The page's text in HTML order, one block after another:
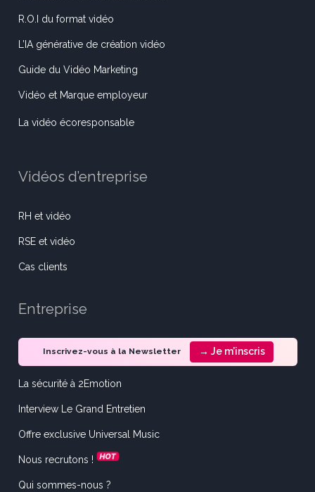
R.O.I du format vidéo
L’IA générative de création vidéo
Guide du Vidéo Marketing
Vidéo et Marque employeur
La vidéo écoresponsable
Vidéos d’entreprise
RH et vidéo
RSE et vidéo
Cas clients
Entreprise
Inscrivez-vous à la Newsletter → Je m’inscris
La sécurité à 2Emotion
Interview Le Grand Entretien
Offre exclusive Universal Music
Nous recrutons !
Qui sommes-nous ?